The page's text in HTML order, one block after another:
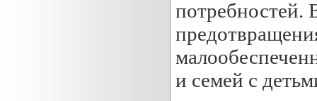
потребностей.
и семей с